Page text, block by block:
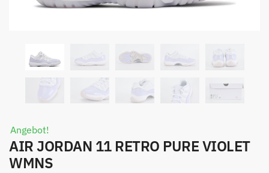
Angebot!
AIR JORDAN 11 RETRO PURE VIOLET
WMNS